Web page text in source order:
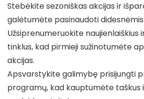
Stebėkite sezoniškas akcijas ir
galėtumėte pasinaudoti
Užsiprenumeruokite naujienlaiškius
tinklus, kad pirmieji sužinotumėte
akcijas.
Apsvarstykite galimybę prisijungti
programų, kad kauptumėte taškus